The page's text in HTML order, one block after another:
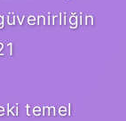
temel